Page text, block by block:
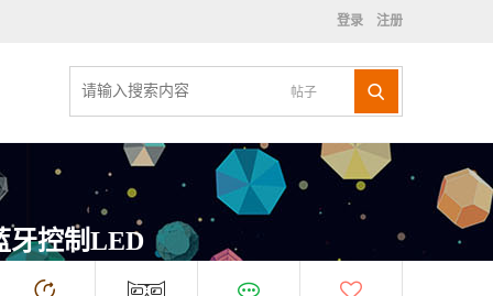
登录 注册
帖子
牙控制LED